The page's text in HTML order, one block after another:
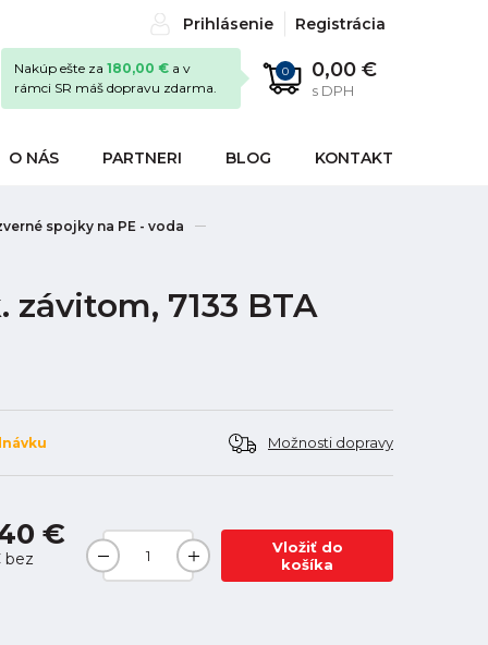
Prihlásenie Registrácia
0 0,00 €
s DPH
Nakúp ešte za 180,00 € a v
rámci SR máš dopravu zdarma.
O NÁS PARTNERI BLOG KONTAKT
spojky na PE - voda
závitom, 7133 BTA
Možnosti dopravy
€
bez
Vložiť do
košíka